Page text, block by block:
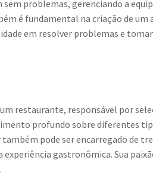
problemas, gerenciando a
é fundamental na criação de
em resolver problemas e
restaurante, responsável por
profundo sobre diferentes
pode ser encarregado de
gastronômica. Sua